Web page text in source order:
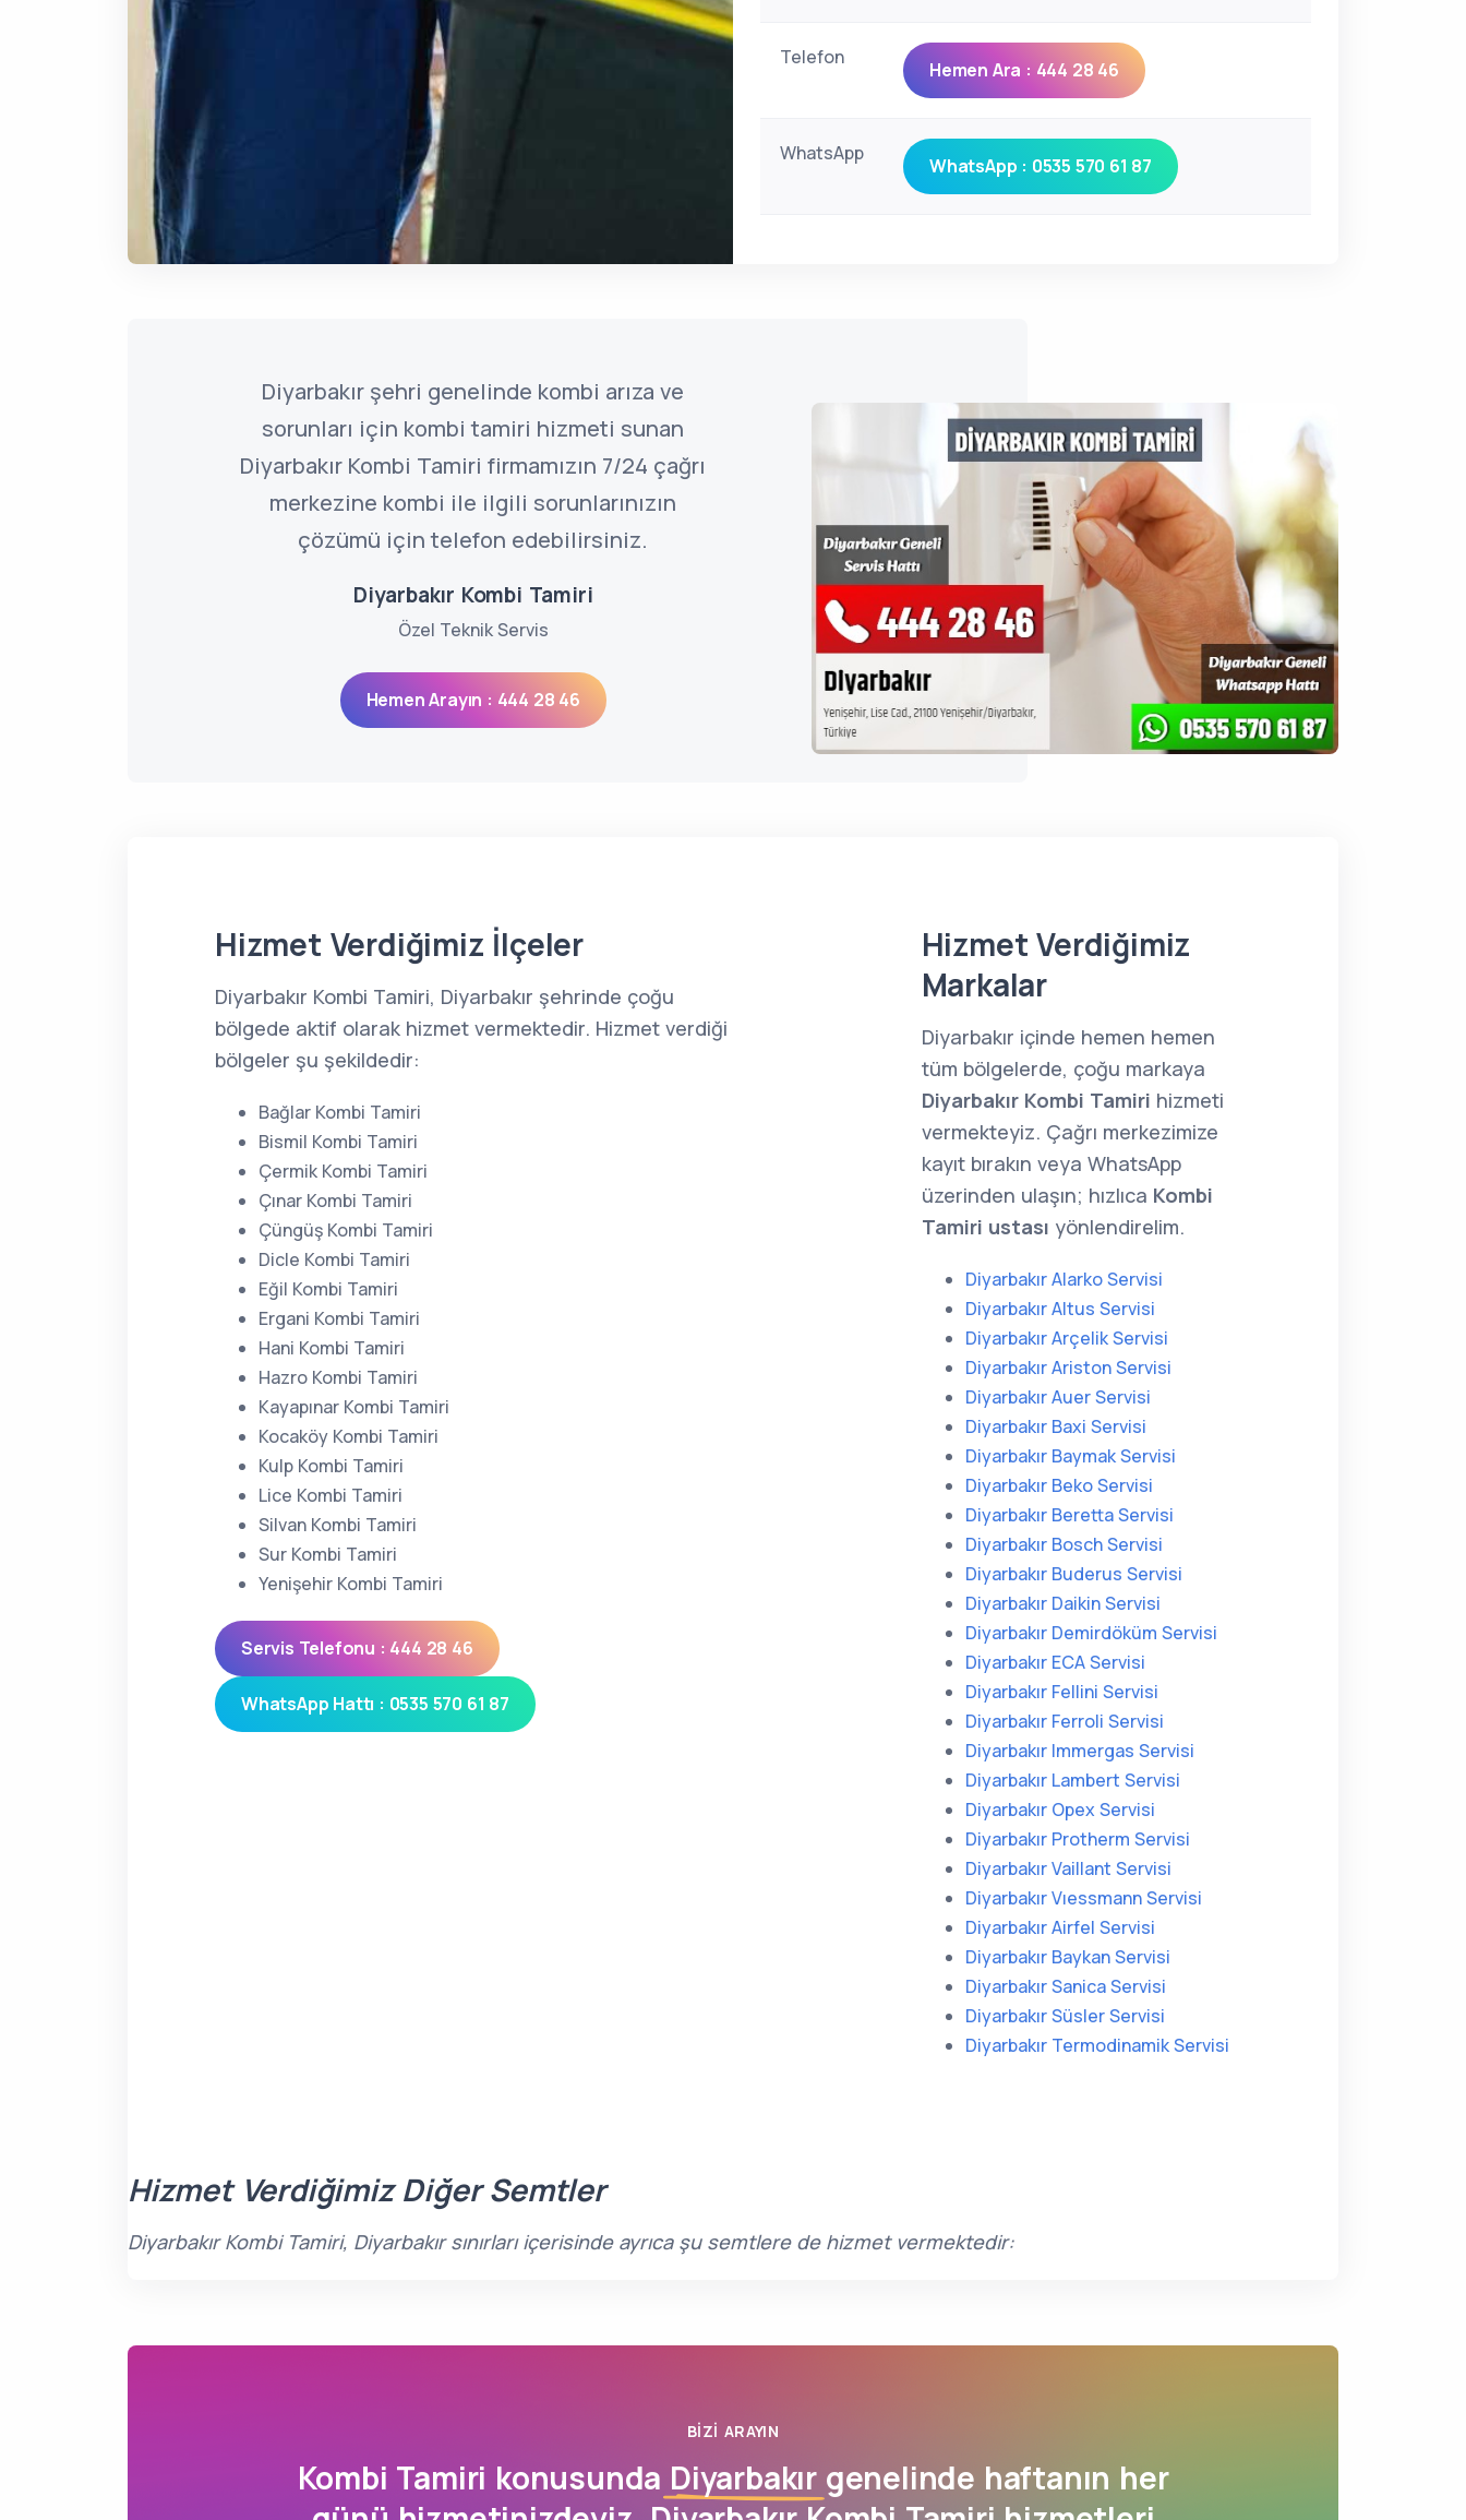
Telefon
Hemen Ara : 444 28 46
WhatsApp
WhatsApp : 0535 570 61 87
Diyarbakır şehri genelinde kombi arıza ve
sorunları için kombi tamiri hizmeti sunan
Diyarbakır Kombi Tamiri firmamızın 7/24 çağrı
merkezine kombi ile ilgili sorunlarınızın
çözümü için telefon edebilirsiniz.
Diyarbakır Kombi Tamiri
Özel Teknik Servis
Hemen Arayın : 444 28 46
Hizmet Verdiğimiz İlçeler
Diyarbakır Kombi Tamiri, Diyarbakır şehrinde çoğu
bölgede aktif olarak hizmet vermektedir. Hizmet verdiği
bölgeler şu şekildedir:
Bağlar Kombi Tamiri
Bismil Kombi Tamiri
Çermik Kombi Tamiri
Çınar Kombi Tamiri
Çüngüş Kombi Tamiri
Dicle Kombi Tamiri
Eğil Kombi Tamiri
Ergani Kombi Tamiri
Hani Kombi Tamiri
Hazro Kombi Tamiri
Kayapınar Kombi Tamiri
Kocaköy Kombi Tamiri
Kulp Kombi Tamiri
Lice Kombi Tamiri
Silvan Kombi Tamiri
Sur Kombi Tamiri
Yenişehir Kombi Tamiri
Servis Telefonu : 444 28 46
WhatsApp Hattı : 0535 570 61 87
Hizmet Verdiğimiz
Markalar
Diyarbakır içinde hemen hemen
tüm bölgelerde, çoğu markaya
Diyarbakır Kombi Tamiri hizmeti
vermekteyiz. Çağrı merkezimize
kayıt bırakın veya WhatsApp
üzerinden ulaşın; hızlıca Kombi
Tamiri ustası yönlendirelim.
Diyarbakır Alarko Servisi
Diyarbakır Altus Servisi
Diyarbakır Arçelik Servisi
Diyarbakır Ariston Servisi
Diyarbakır Auer Servisi
Diyarbakır Baxi Servisi
Diyarbakır Baymak Servisi
Diyarbakır Beko Servisi
Diyarbakır Beretta Servisi
Diyarbakır Bosch Servisi
Diyarbakır Buderus Servisi
Diyarbakır Daikin Servisi
Diyarbakır Demirdöküm Servisi
Diyarbakır ECA Servisi
Diyarbakır Fellini Servisi
Diyarbakır Ferroli Servisi
Diyarbakır Immergas Servisi
Diyarbakır Lambert Servisi
Diyarbakır Opex Servisi
Diyarbakır Protherm Servisi
Diyarbakır Vaillant Servisi
Diyarbakır Vıessmann Servisi
Diyarbakır Airfel Servisi
Diyarbakır Baykan Servisi
Diyarbakır Sanica Servisi
Diyarbakır Süsler Servisi
Diyarbakır Termodinamik Servisi
Hizmet Verdiğimiz Diğer Semtler
Diyarbakır Kombi Tamiri, Diyarbakır sınırları içerisinde ayrıca şu semtlere de hizmet vermektedir:
BIZI ARAYIN
Kombi Tamiri konusunda Diyarbakır genelinde haftanın her